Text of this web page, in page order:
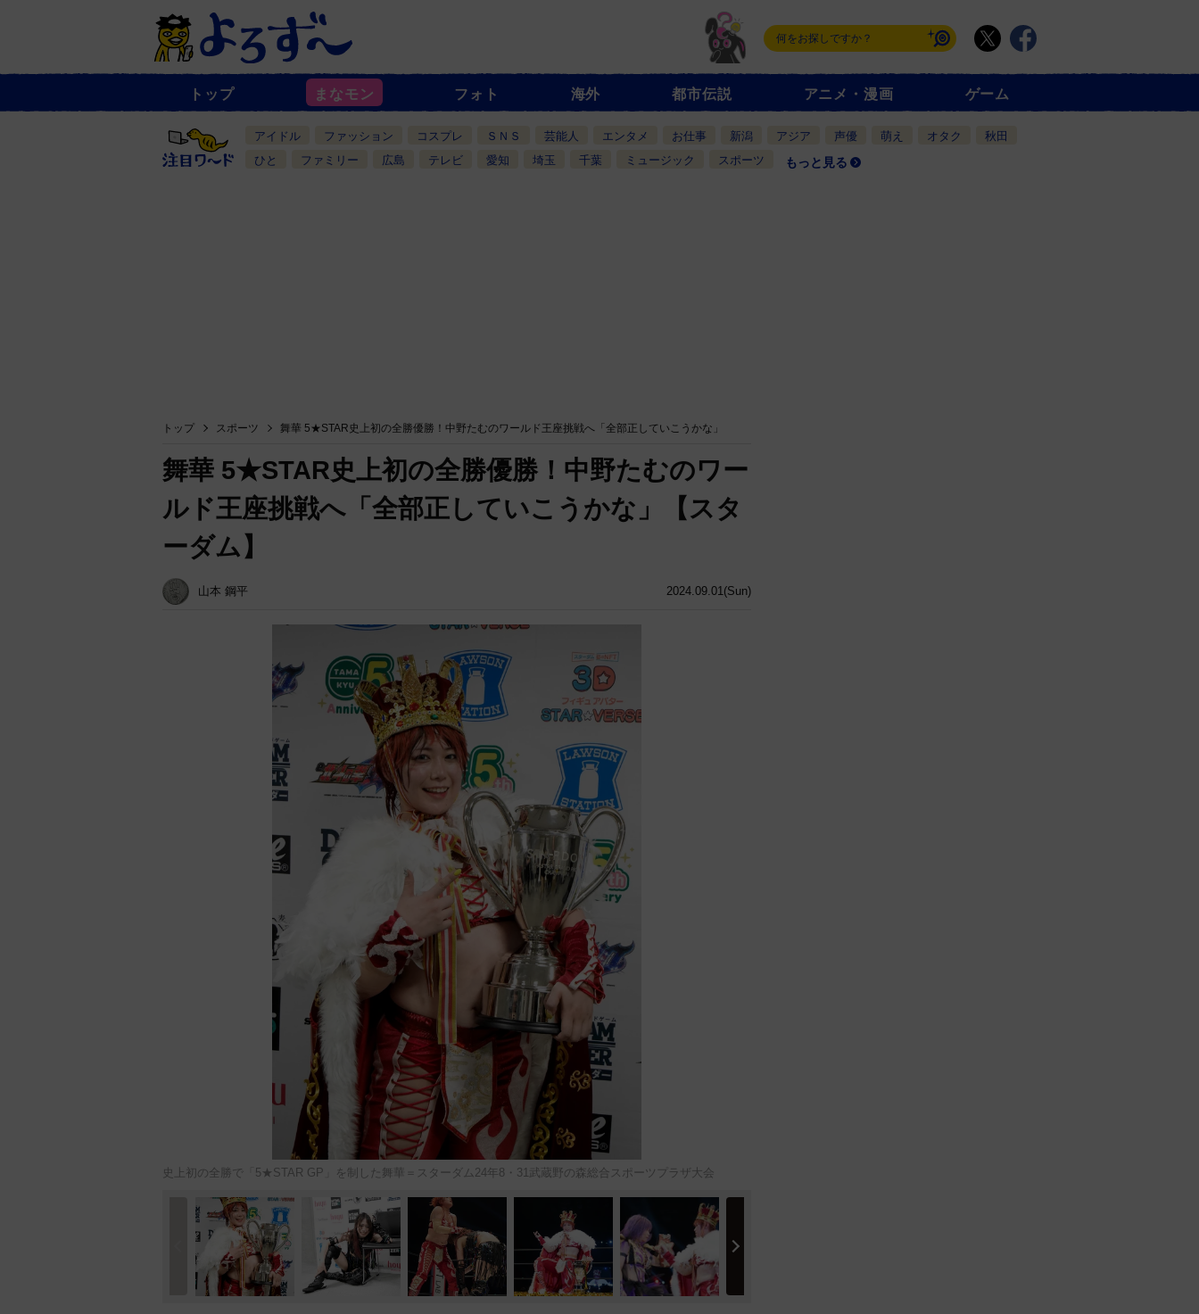
ュ
一
覧
トップ まなモン フォト 海外 都市伝説 アニメ・漫画 ゲーム
アイドル ファッション コスプレ ＳＮＳ 芸能人 エンタメ お仕事 新潟 アジア 声優 萌え オタク
秋田
ひと
ファミリー 広島 テレビ 愛知 埼玉 千葉 ミュージック スポーツ もっと見る
トップ スポーツ 舞華 5★STAR史上初の全勝優勝！中野たむのワールド王座挑戦へ「全部正していこうかな」
2024.09.01(Sun)
舞華 5★STAR史上初の全勝優勝！中野たむのワー
ルド王座挑戦へ「全部正していこうかな」【スタ
ーダム】
山本 鋼平
史上初の全勝で「5★STAR GP」を制した舞華＝スターダム24年8・31武蔵野の森総合スポーツプラザ大会